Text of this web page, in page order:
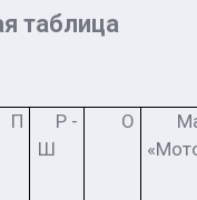
таблица
П
Р -
Ш
О